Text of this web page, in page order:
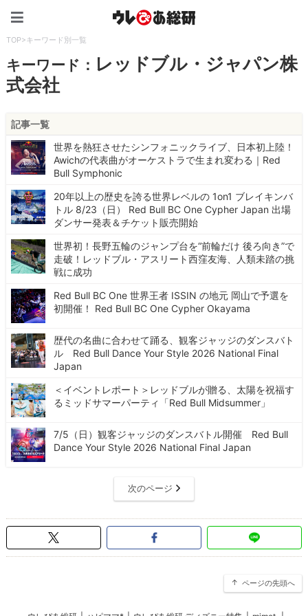
TOP>キーワード別一覧
キーワード： レッドブル・ジャパン株
式会社
記事一覧
世界を熱狂させたシンフォニックライブ、日本初上陸！
Awichの代表曲がオーケストラで生まれ変わる｜Red
Bull Symphonic
20年以上の歴史を誇る世界レベルの 1on1 ブレイキンバ
トル 8/23（日） Red Bull BC One Cypher Japan 出場
ダンサー発表＆チケット販売開始
世界初！長野五輪のジャンプ台を“前輪だけ 後ろ向き”で
走破！レッドブル・アスリート西窪友海、人類未踏の挑
戦に成功
Red Bull BC One 世界王者 ISSIN の地元 岡山で予選を
初開催！ Red Bull BC One Cypher Okayama
歴代の名曲に合わせて踊る、観客ジャッジのダンスバト
ル Red Bull Dance Your Style 2026 National Final
Japan
＜イベントレポート＞レッドブルが贈る、太陽を祝福す
るミッドサマーパーティ「Red Bull Midsummer」
7/5（日）観客ジャッジのダンスバトル開催 Red Bull
Dance Your Style 2026 National Final Japan
次のページ
ページの先頭へ